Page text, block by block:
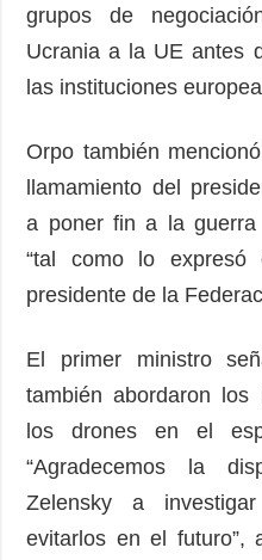
grupos de
Ucrania a la UE antes
las instituciones
Orpo también
llamamiento del
a poner fin a la guerra
“tal como lo
presidente de la
El primer ministro
también abordaron los
los drones en el
“Agradecemos la
Zelensky a
evitarlos en el futuro”,